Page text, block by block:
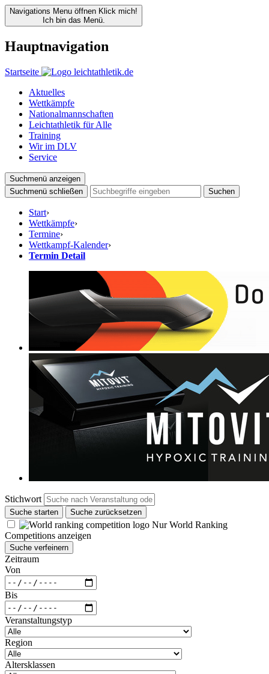
Navigations Menu öffnen Klick mich!
Ich bin das Menü.
Hauptnavigation
Startseite
Aktuelles
Wettkämpfe
Nationalmannschaften
Leichtathletik für Alle
Training
Wir im DLV
Service
Suchmenü anzeigen
Suchmenü schließen
Suchen
Start›
Wettkämpfe›
Termine›
Wettkampf-Kalender›
Termin Detail
Stichwort
Suche starten Suche zurücksetzen
Nur World Ranking
Competitions anzeigen
Suche verfeinern
Zeitraum
Von
Bis
Veranstaltungstyp
Region
Altersklassen